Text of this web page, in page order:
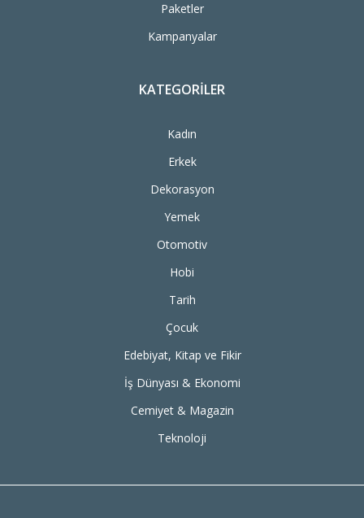
Paketler
Kampanyalar
KATEGORILER
Kadın
Erkek
Dekorasyon
Yemek
Otomotiv
Hobi
Tarih
Çocuk
Edebiyat, Kitap ve Fikir
İş Dünyası & Ekonomi
Cemiyet & Magazin
Teknoloji